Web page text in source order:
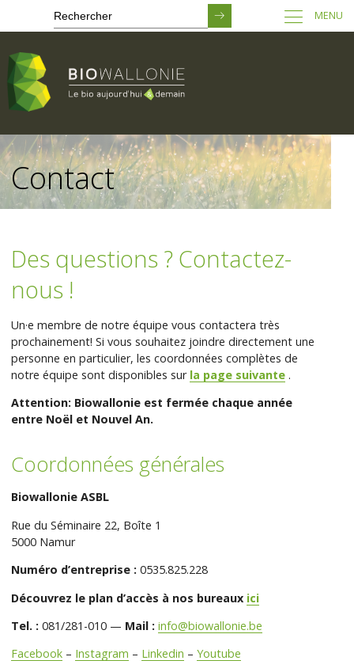
Passer
au
contenu
principal
MENU
Contact
Des questions ? Contactez-
nous !
Un·e membre de notre équipe vous contactera très
prochainement! Si vous souhaitez joindre directement une
personne en particulier, les coordonnées complètes de
notre équipe sont disponibles sur la page suivante .
Attention: Biowallonie est fermée chaque année
entre Noël et Nouvel An.
Coordonnées générales
Biowallonie ASBL
Rue du Séminaire 22, Boîte 1
5000 Namur
Numéro d’entreprise : 0535.825.228
Découvrez le plan d’accès à nos bureaux ici
Tel. : 081/281-010 — Mail : info@biowallonie.be
Facebook – Instagram – Linkedin –Youtube